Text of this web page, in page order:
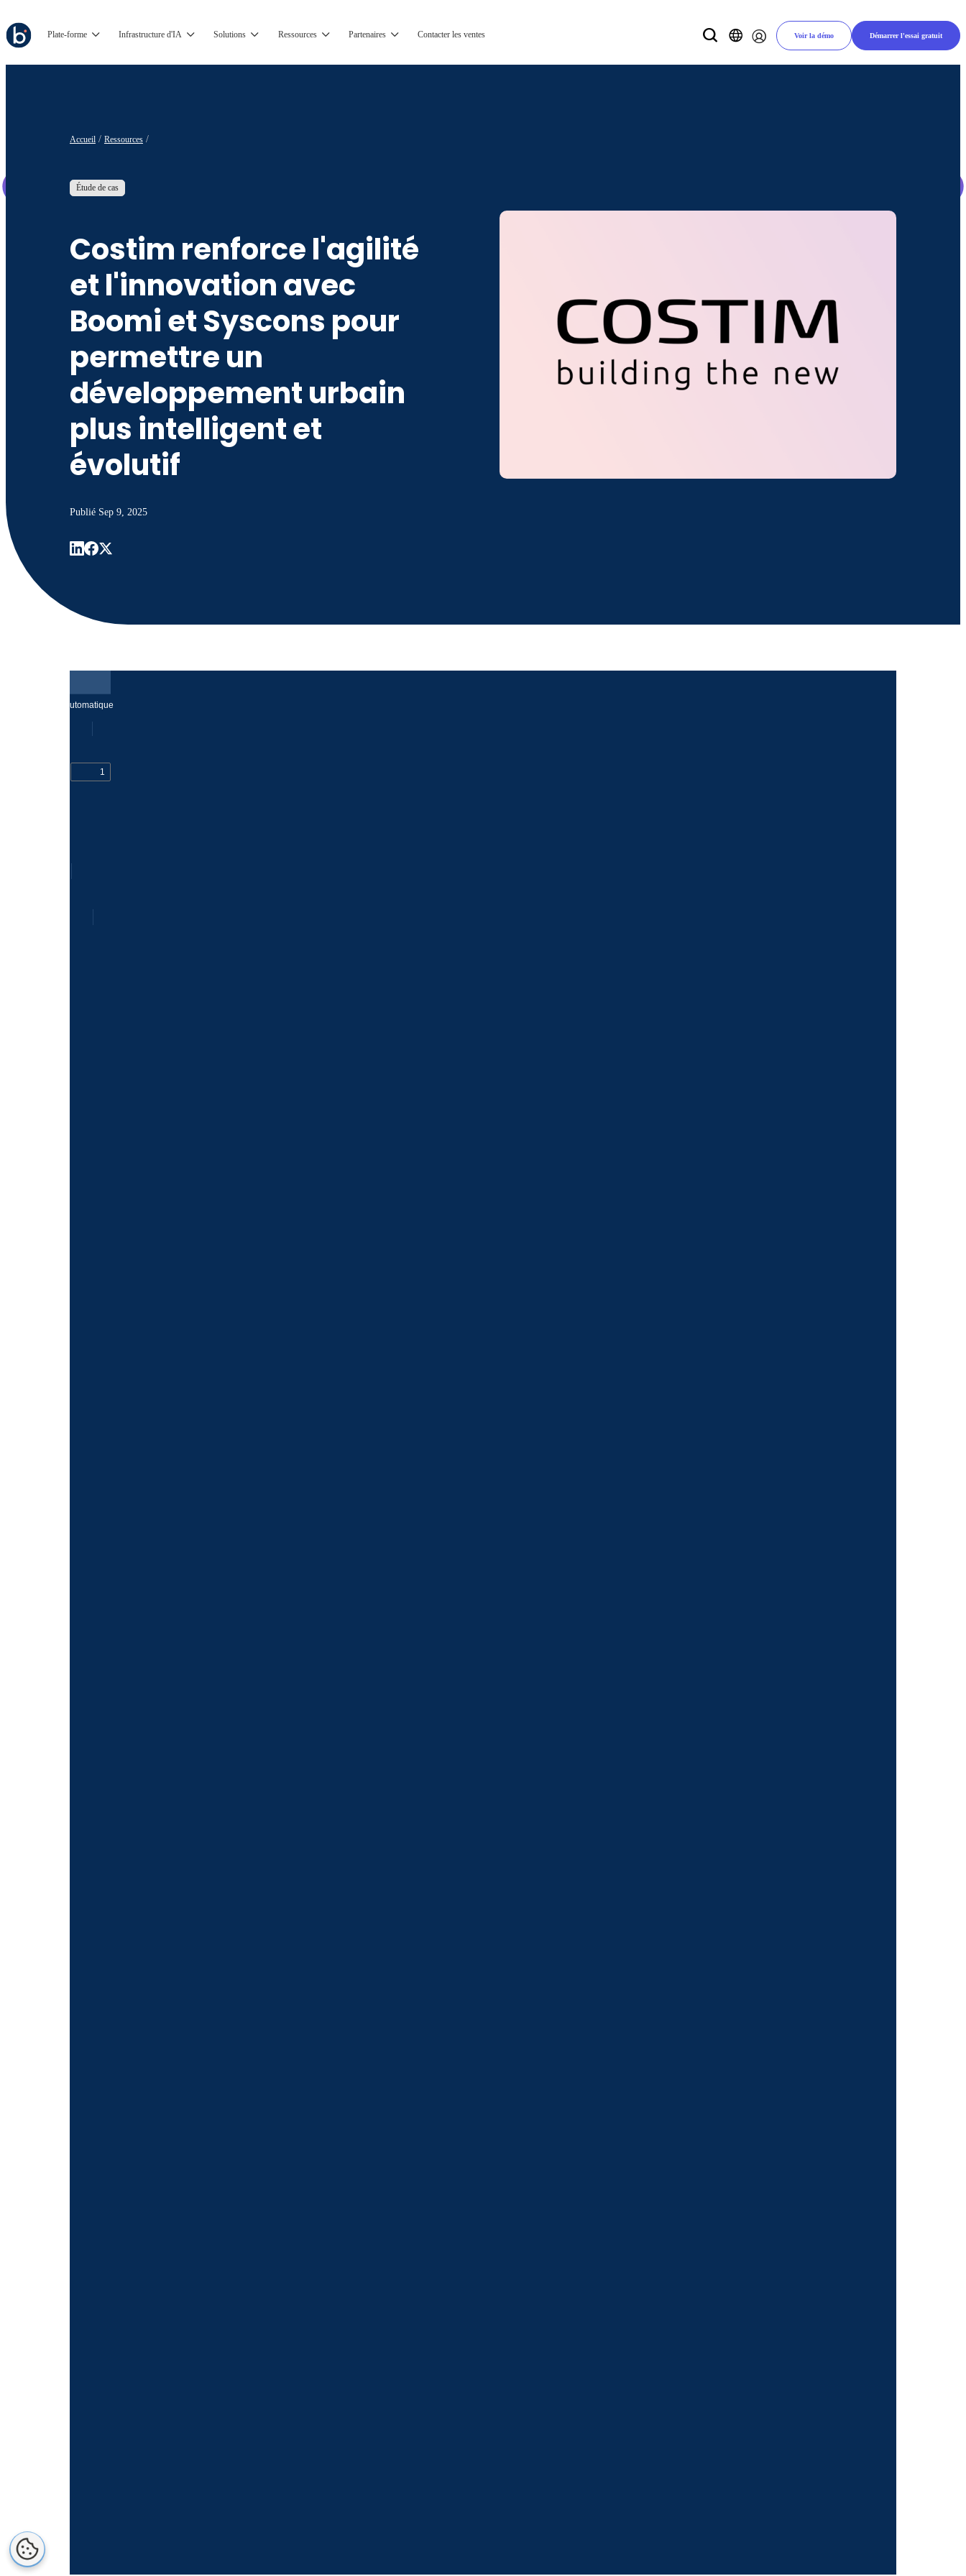
Plate-forme Infrastructure d'IA Solutions Ressources Partenaires Contacter les ventes Voir la démo Démarrer l'essai gratuit
Accueil Ressources
Étude de cas
Costim renforce l'agilité
et l'innovation avec
Boomi et Syscons pour
permettre un
développement urbain
plus intelligent et
évolutif
Publié Sep 9, 2025